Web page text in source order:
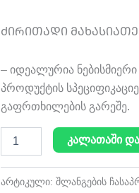
ᲫᲘᲠᲘᲗᲐᲓᲘ
– იდეალურია ნებისმიერი
პროდუქტის
გაფრთხილების გარეშე.
კალათაში
არტიკული: შლანგების